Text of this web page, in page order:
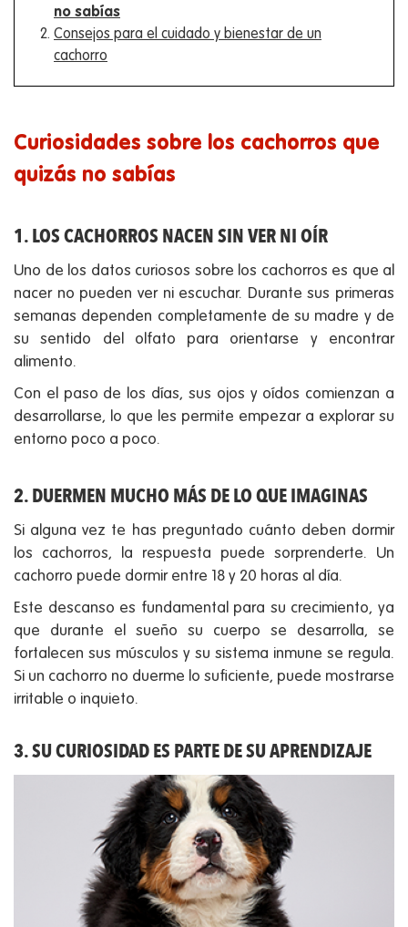
no sabías
Consejos para el cuidado y bienestar de un
cachorro
Curiosidades sobre los cachorros que
quizás no sabías
1. LOS CACHORROS NACEN SIN VER NI OÍR
Uno de los datos curiosos sobre los cachorros es que al
nacer no pueden ver ni escuchar. Durante sus primeras
semanas dependen completamente de su madre y de
su sentido del olfato para orientarse y encontrar
alimento.
Con el paso de los días, sus ojos y oídos comienzan a
desarrollarse, lo que les permite empezar a explorar su
entorno poco a poco.
2. DUERMEN MUCHO MÁS DE LO QUE IMAGINAS
Si alguna vez te has preguntado cuánto deben dormir
los cachorros, la respuesta puede sorprenderte. Un
cachorro puede dormir entre 18 y 20 horas al día.
Este descanso es fundamental para su crecimiento, ya
que durante el sueño su cuerpo se desarrolla, se
fortalecen sus músculos y su sistema inmune se regula.
Si un cachorro no duerme lo suficiente, puede mostrarse
irritable o inquieto.
3. SU CURIOSIDAD ES PARTE DE SU APRENDIZAJE